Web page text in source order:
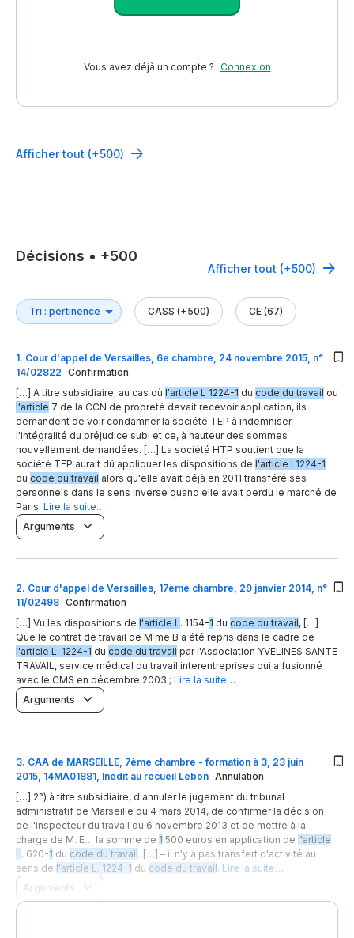
Vous avez déjà un compte ? Connexion
Afficher tout (+500)
Décisions • +500
Afficher tout (+500)
CASS (+500) CE (67)
1. Cour d'appel de Versailles, 6e chambre, 24 novembre 2015, n°
14/02822 Confirmation
[…] A titre subsidiaire, au cas où l'article L 1224-1 du code du travail ou
l'article 7 de la CCN de propreté devait recevoir application, ils
demandent de voir condamner la société TEP à indemniser
l'intégralité du préjudice subi et ce, à hauteur des sommes
nouvellement demandées. […] La société HTP soutient que la
société TEP aurait dû appliquer les dispositions de l'article L1224-1
du code du travail alors qu'elle avait déjà en 2011 transféré ses
personnels dans le sens inverse quand elle avait perdu le marché de
Paris. Lire la suite…
Arguments
2. Cour d'appel de Versailles, 17ème chambre, 29 janvier 2014, n°
11/02498 Confirmation
[…] Vu les dispositions de l'article L. 1154-1 du code du travail, […]
Que le contrat de travail de M me B a été repris dans le cadre de
l'article L. 1224-1 du code du travail par l'Association YVELINES SANTE
TRAVAIL, service médical du travail interentreprises qui a fusionné
avec le CMS en décembre 2003 ; Lire la suite…
Arguments
3. CAA de MARSEILLE, 7ème chambre - formation à 3, 23 juin
2015, 14MA01881, Inédit au recueil Lebon Annulation
[…] 2°) à titre subsidiaire, d'annuler le jugement du tribunal
administratif de Marseille du 4 mars 2014, de confirmer la décision
de l'inspecteur du travail du 6 novembre 2013 et de mettre à la
charge de M. E… la somme de 1 500 euros en application de l'article
L . 620-1 du code du travail. […] – il n'y a pas transfert d'activité au
sens de l'article L. 1224-1 du code du travail. Lire la suite…
Arguments